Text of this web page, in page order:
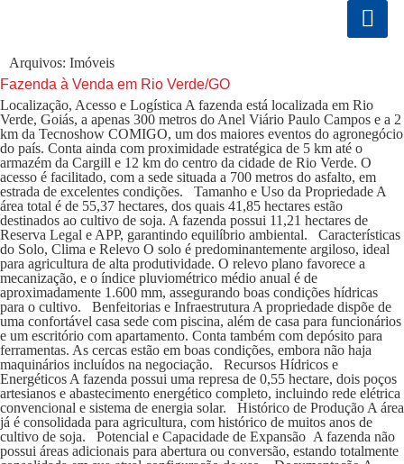
Arquivos: Imóveis
Fazenda à Venda em Rio Verde/GO
Localização, Acesso e Logística A fazenda está localizada em Rio
Verde, Goiás, a apenas 300 metros do Anel Viário Paulo Campos e a 2
km da Tecnoshow COMIGO, um dos maiores eventos do agronegócio
do país. Conta ainda com proximidade estratégica de 5 km até o
armazém da Cargill e 12 km do centro da cidade de Rio Verde. O
acesso é facilitado, com a sede situada a 700 metros do asfalto, em
estrada de excelentes condições. Tamanho e Uso da Propriedade A
área total é de 55,37 hectares, dos quais 41,85 hectares estão
destinados ao cultivo de soja. A fazenda possui 11,21 hectares de
Reserva Legal e APP, garantindo equilíbrio ambiental. Características
do Solo, Clima e Relevo O solo é predominantemente argiloso, ideal
para agricultura de alta produtividade. O relevo plano favorece a
mecanização, e o índice pluviométrico médio anual é de
aproximadamente 1.600 mm, assegurando boas condições hídricas
para o cultivo. Benfeitorias e Infraestrutura A propriedade dispõe de
uma confortável casa sede com piscina, além de casa para funcionários
e um escritório com apartamento. Conta também com depósito para
ferramentas. As cercas estão em boas condições, embora não haja
maquinários incluídos na negociação. Recursos Hídricos e
Energéticos A fazenda possui uma represa de 0,55 hectare, dois poços
artesianos e abastecimento energético completo, incluindo rede elétrica
convencional e sistema de energia solar. Histórico de Produção A área
já é consolidada para agricultura, com histórico de muitos anos de
cultivo de soja. Potencial e Capacidade de Expansão A fazenda não
possui áreas adicionais para abertura ou conversão, estando totalmente